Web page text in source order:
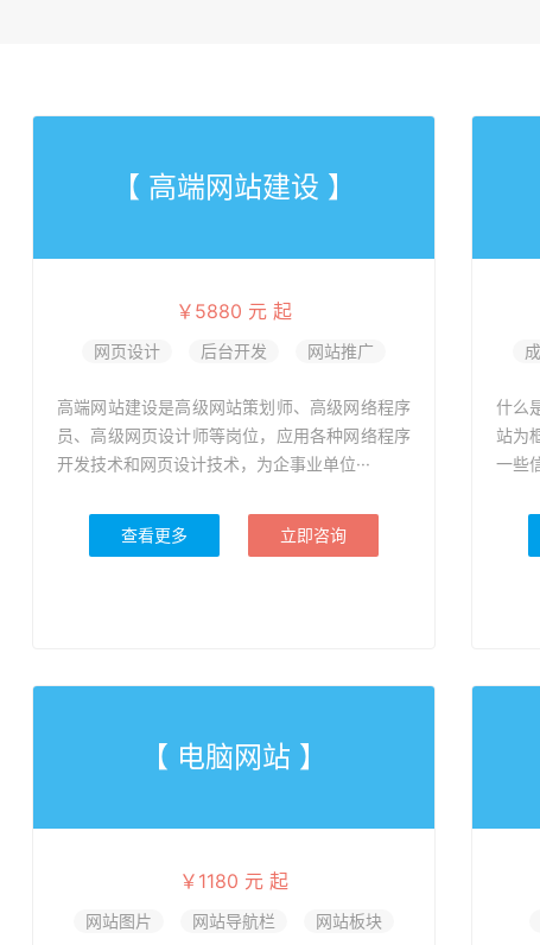
【 高端网站建设 】
￥5880 元 起
网页设计 后台开发 网站推广
高端网站建设是高级网站策划师、高级网络程序
员、高级网页设计师等岗位，应用各种网络程序
开发技术和网页设计技术，为企事业单位···
查看更多 立即咨询
什么
站为
一些
【 电脑网站 】
￥1180 元 起
网站图片 网站导航栏 网站板块